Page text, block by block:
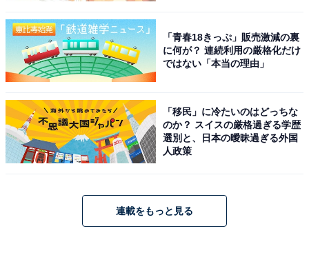
「青春18きっぷ」販売激減の裏
に何が？ 連続利用の厳格化だけ
ではない「本当の理由」
「移民」に冷たいのはどっちな
のか？ スイスの厳格過ぎる学歴
選別と、日本の曖昧過ぎる外国
人政策
連載をもっと見る